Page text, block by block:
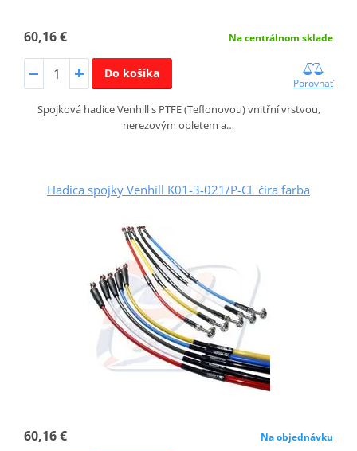
60,16 € Na centrálnom sklade
Do košíka
Porovnať
Spojková hadice Venhill s PTFE (Teflonovou) vnitřní vrstvou,
nerezovým opletem a…
Hadica spojky Venhill K01-3-021/P-CL číra farba
60,16 € Na objednávku